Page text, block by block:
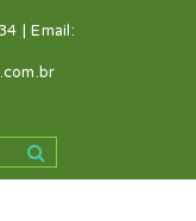
| Email: